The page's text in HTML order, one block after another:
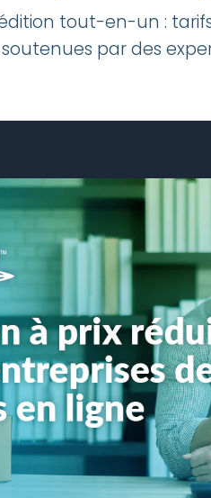
jusqu’à 70%
de messagerie
tout-en-un :
par des